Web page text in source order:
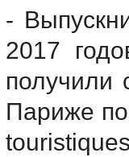
-
2017
получили
Париже